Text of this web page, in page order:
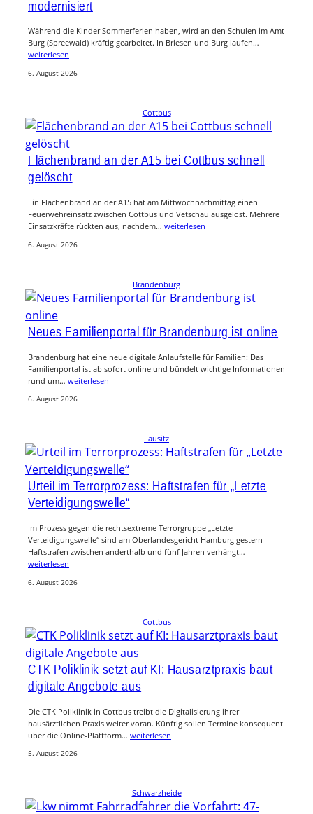
modernisiert
Während die Kinder Sommerferien haben, wird an den Schulen im Amt
Burg (Spreewald) kräftig gearbeitet. In Briesen und Burg laufen…
weiterlesen
6. August 2026
Cottbus
Flächenbrand an der A15 bei Cottbus schnell
gelöscht
Ein Flächenbrand an der A15 hat am Mittwochnachmittag einen
Feuerwehreinsatz zwischen Cottbus und Vetschau ausgelöst. Mehrere
Einsatzkräfte rückten aus, nachdem… weiterlesen
6. August 2026
Brandenburg
Neues Familienportal für Brandenburg ist online
Brandenburg hat eine neue digitale Anlaufstelle für Familien: Das
Familienportal ist ab sofort online und bündelt wichtige Informationen
rund um… weiterlesen
6. August 2026
Lausitz
Urteil im Terrorprozess: Haftstrafen für „Letzte
Verteidigungswelle“
Im Prozess gegen die rechtsextreme Terrorgruppe „Letzte
Verteidigungswelle“ sind am Oberlandesgericht Hamburg gestern
Haftstrafen zwischen anderthalb und fünf Jahren verhängt…
weiterlesen
6. August 2026
Cottbus
CTK Poliklinik setzt auf KI: Hausarztpraxis baut
digitale Angebote aus
Die CTK Poliklinik in Cottbus treibt die Digitalisierung ihrer
hausärztlichen Praxis weiter voran. Künftig sollen Termine konsequent
über die Online-Plattform… weiterlesen
5. August 2026
Schwarzheide